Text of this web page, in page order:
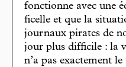
fonctionne avec une
ficelle et que la
journaux pirates de
jour plus difficile : la
n’a pas exactement